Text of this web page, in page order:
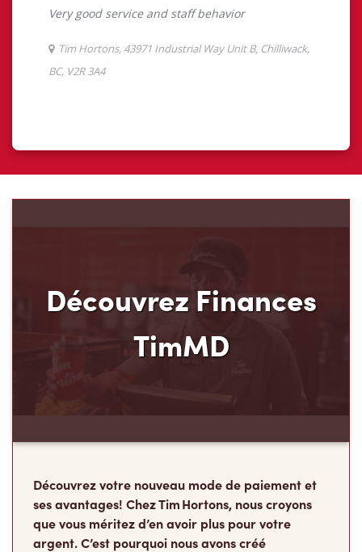
Découvrez Finances
TimMD
Découvrez votre nouveau mode de paiement et
ses avantages! Chez Tim Hortons, nous croyons
que vous méritez d’en avoir plus pour votre
argent. C’est pourquoi nous avons créé